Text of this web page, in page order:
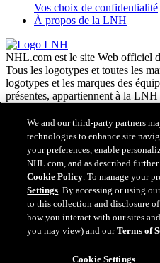
Vos choix de confidentialité
À propos de la LNH
NHL.com est le site Web officiel
Tous les logotypes et toutes les
logotypes et les marques des
présentes, appartiennent à la
Enterprises, L.P. © LNH 2026.
chandails d'équipe de la LNH
joueurs de la LNH et leurs
de la LNH et de l'AJLNH. Le mot
configuration de la surfaceuse
commerce déposées de Frank J.
Zamboni & Co., Inc. 2026. Tous
déposée ou tout droit d'auteur
leurs auteurs respectifs. Tous
We and our third-party partners
technologies to enhance site
your preferences, enable
NHL.com, and as described
Cookie Policy. To manage your
Settings. By accessing or using
to this collection and disclosure
how you interact with our sites
you may view) and ourTerms of
Cookie Settings